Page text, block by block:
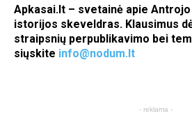
Apkasai.lt – svetainė apie
istorijos skeveldras. Klausimus
straipsnių perpublikavimo bei
siųskite info@nodum.lt
- reklama -